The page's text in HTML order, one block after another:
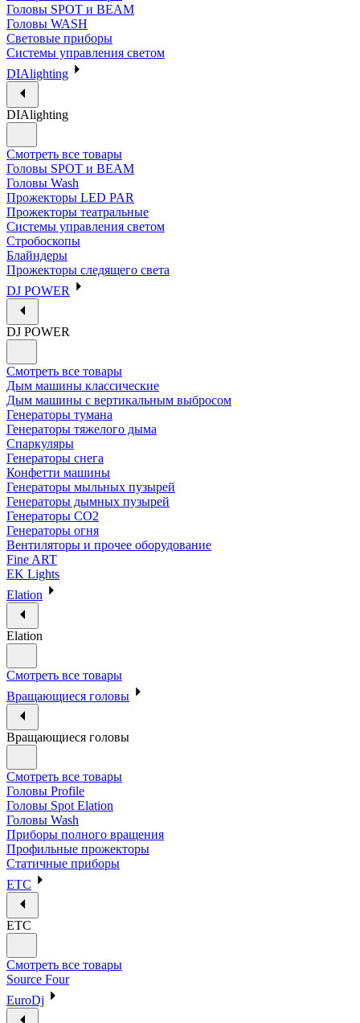
Головы SPOT и BEAM
Головы WASH
Световые приборы
Системы управления светом
DIAlighting
DIAlighting
Смотреть все товары
Головы SPOT и BEAM
Головы Wash
Прожекторы LED PAR
Прожекторы театральные
Системы управления светом
Стробоскопы
Блайндеры
Прожекторы следящего света
DJ POWER
DJ POWER
Смотреть все товары
Дым машины классические
Дым машины с вертикальным выбросом
Генераторы тумана
Генераторы тяжелого дыма
Спаркуляры
Генераторы снега
Конфетти машины
Генераторы мыльных пузырей
Генераторы дымных пузырей
Генераторы CO2
Генераторы огня
Вентиляторы и прочее оборудование
Fine ART
EK Lights
Elation
Elation
Смотреть все товары
Вращающиеся головы
Вращающиеся головы
Смотреть все товары
Головы Profile
Головы Spot Elation
Головы Wash
Приборы полного вращения
Профильные прожекторы
Статичные приборы
ETC
ETC
Смотреть все товары
Source Four
EuroDj